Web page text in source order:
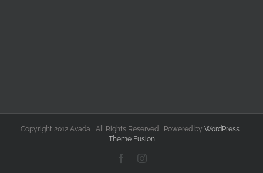
Copyright 2012 Avada | All Rights Reserved | Powered by WordPress|
Theme Fusion
FacebookInstagram